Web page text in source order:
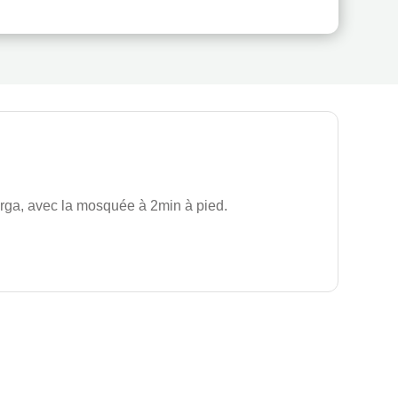
avec la mosquée à 2min à pied.